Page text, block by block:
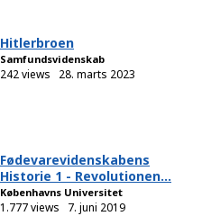
Hitlerbroen
Samfundsvidenskab
242 views 28. marts 2023
Fødevarevidenskabens
Historie 1 - Revolutionen...
Københavns Universitet
1.777 views 7. juni 2019